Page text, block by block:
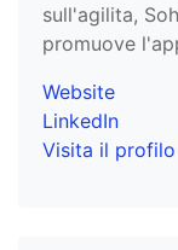
sull'agilita,
promuove
Website
LinkedIn
Visita il